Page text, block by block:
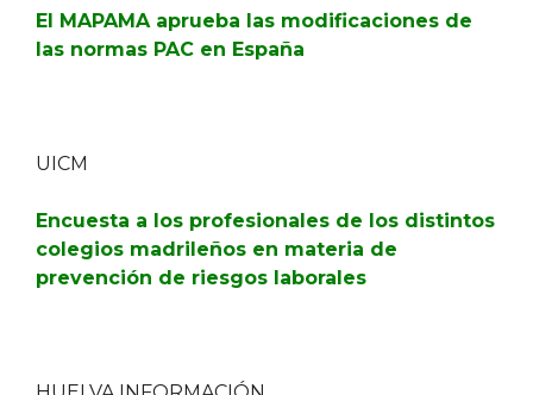
El MAPAMA aprueba las modificaciones de
las normas PAC en España
UICM
Encuesta a los profesionales de los distintos
colegios madrileños en materia de
prevención de riesgos laborales